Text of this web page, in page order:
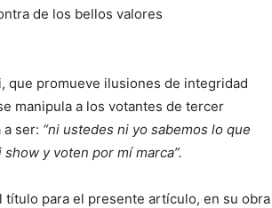
de los bellos valores
que promueve ilusiones de integridad
manipula a los votantes de tercer
ser: “ni ustedes ni yo sabemos lo que
y voten por mí marca”.
título para el presente artículo, en su obra